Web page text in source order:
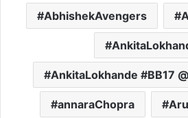
AbhishekAvengers
AnkitaLokhande #BB17
annaraChopra